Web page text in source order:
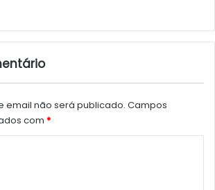
email não será publicado. Campos
com *